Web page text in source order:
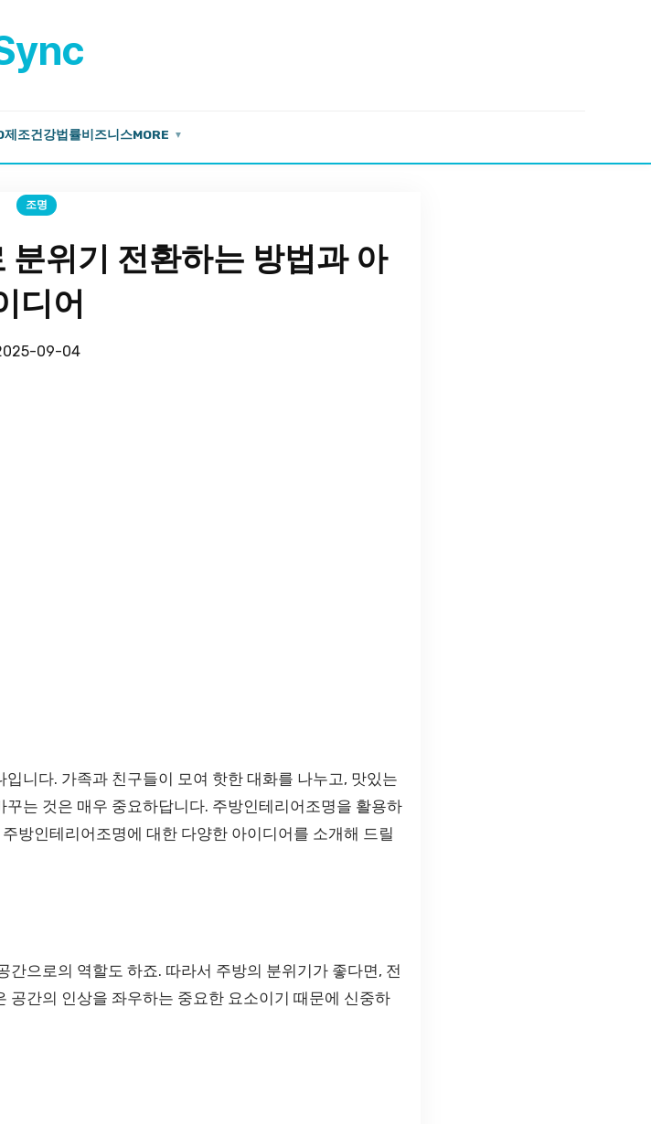
제조건강법률비즈니스MORE ▼
조명
위기 전환하는 방법과 아
디어
09-04
니다. 가족과 친구들이 모여 핫한 대화를 나누고, 맛있는
는 것은 매우 중요하답니다. 주방인테리어조명을 활용하
방인테리어조명에 대한 다양한 아이디어를 소개해 드릴
으로의 역할도 하죠. 따라서 주방의 분위기가 좋다면, 전
공간의 인상을 좌우하는 중요한 요소이기 때문에 신중하